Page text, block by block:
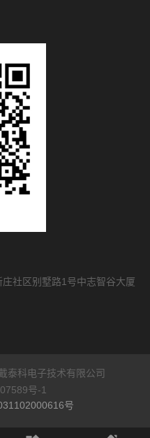
社区别墅路1号中志智谷大厦
泰科电子技术有限公司
号-1
号